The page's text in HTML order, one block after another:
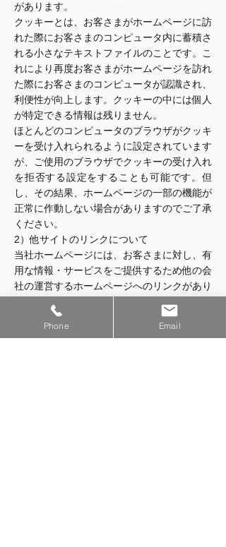
があります。
クッキーとは、お客さまがホームページに訪
れた際にお客さまのコンピュータ内に蓄積さ
れる小さなテキストファイルのことです。こ
れにより再度お客さまがホームページを訪れ
た際にお客さまのコンピュータが認識され、
利便性が向上します。クッキーの中には個人
が特定できる情報は残りません。
ほとんどのコンピュータのブラウザがクッキ
ーを受け入れられるように設定されています
が、ご使用のブラウザでクッキーの受け入れ
を拒否する設定をすることも可能です。但
し、その結果、ホームページの一部の機能が
正常に作動しない場合がありますのでご了承
ください。
2）他サイトのリンクについて
当社ホームページには、お客さまに対し、有
用な情報・サービスをご提供するため他の会
社の運営するホームページへのリンクがあり
情報について、当社は一切責任を負うことが
できませんので、あらかじめご了承くださ
Phone Email